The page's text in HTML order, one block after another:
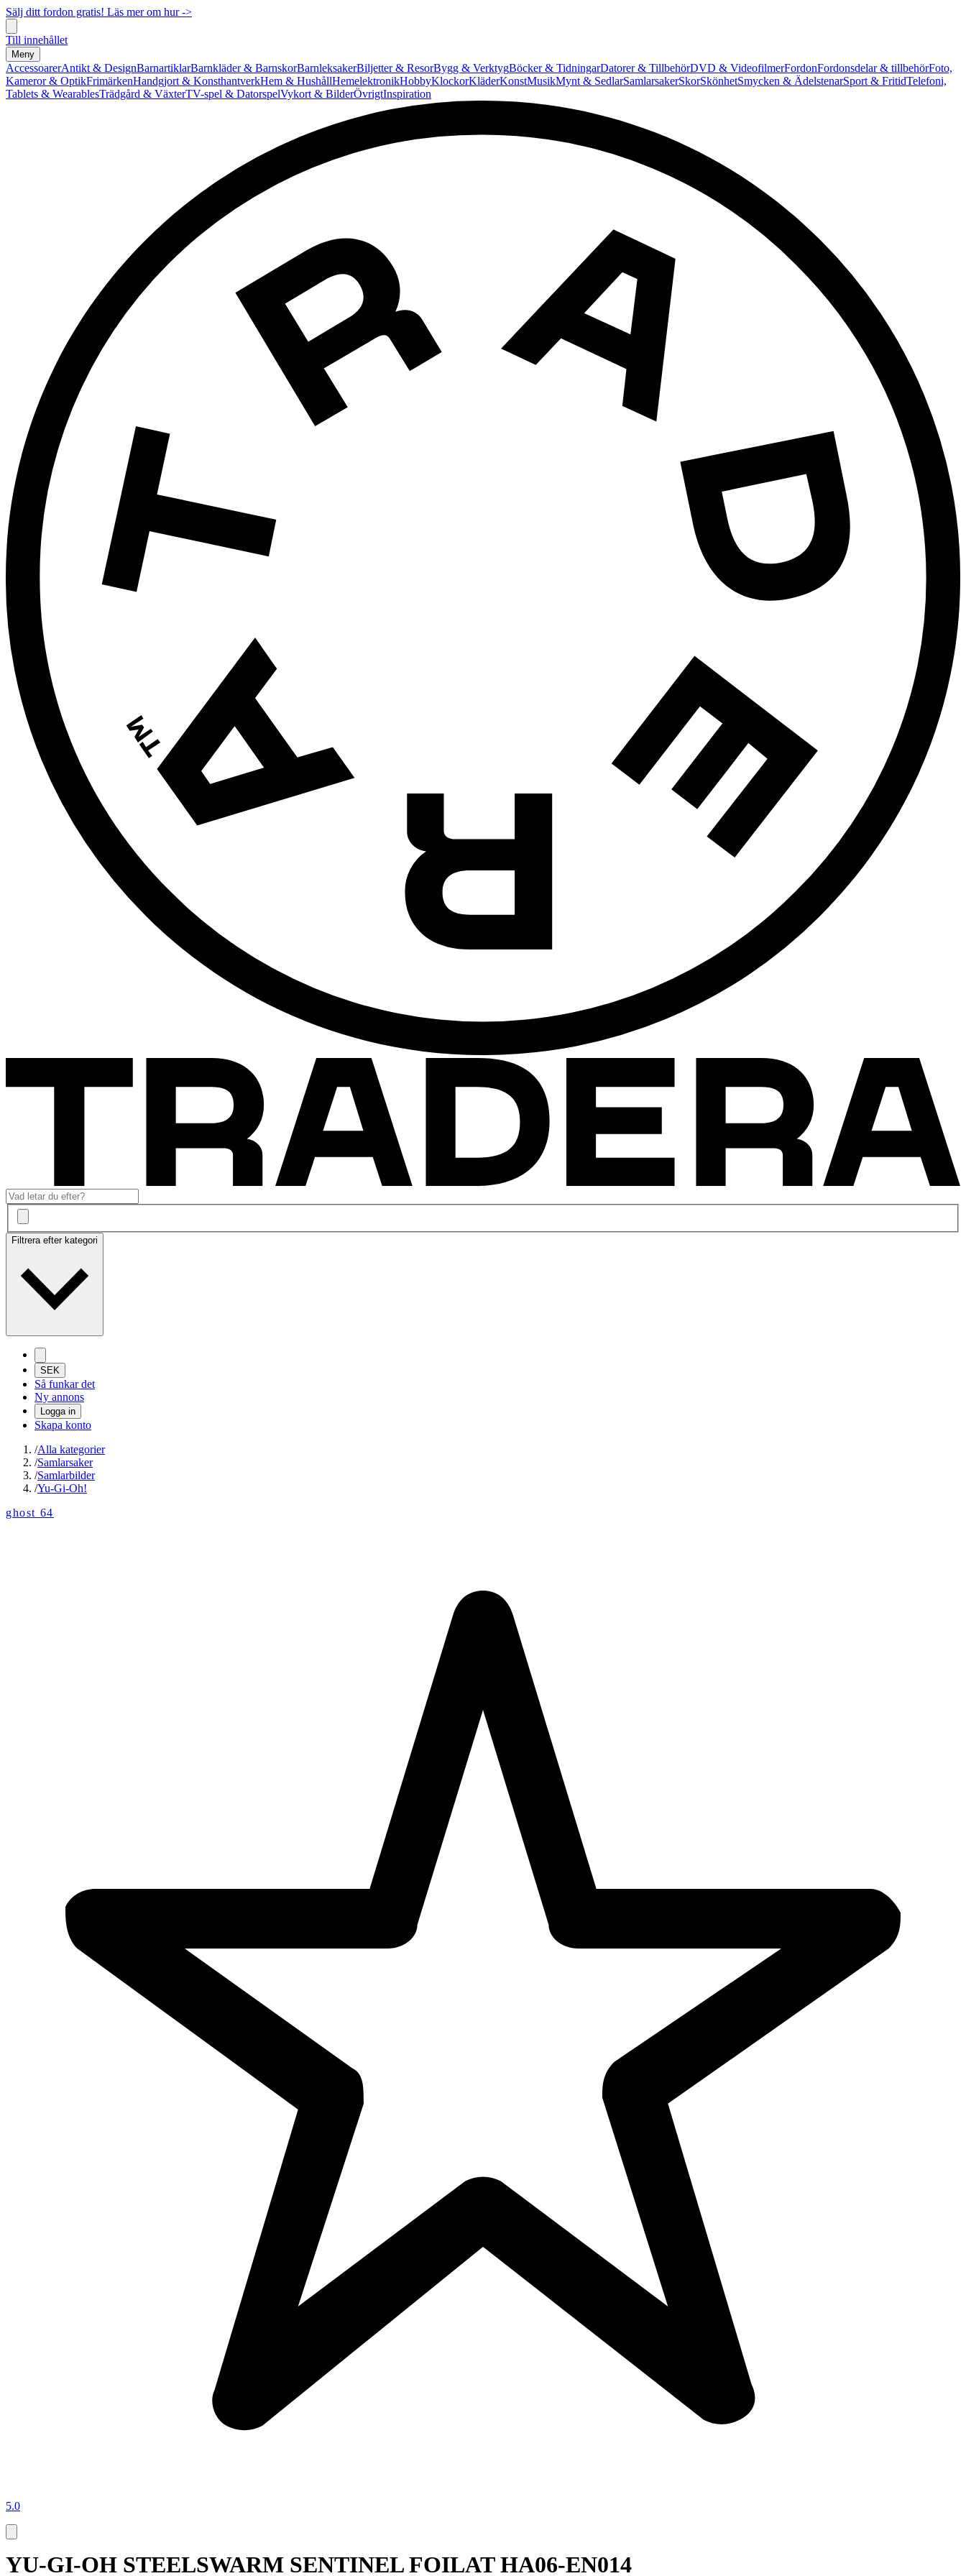
Sälj ditt fordon gratis! Läs mer om hur ->
Till innehållet
Meny
AccessoarerAntikt & DesignBarnartiklarBarnkläder & BarnskorBarnleksakerBiljetter & ResorBygg & VerktygBöcker & TidningarDatorer & TillbehörDVD & VideofilmerFordonFordonsdelar & tillbehörFoto,
Kameror & OptikFrimärkenHandgjort & KonsthantverkHem & HushållHemelektronikHobbyKlockorKläderKonstMusikMynt & SedlarSamlarsakerSkorSkönhetSmycken & ÄdelstenarSport & FritidTelefoni,
Tablets & WearablesTrädgård & VäxterTV-spel & DatorspelVykort & BilderÖvrigtInspiration
Filtrera efter kategori
SEK
Så funkar det
Ny annons
Logga in
Skapa konto
/Alla kategorier
/Samlarsaker
/Samlarbilder
/Yu-Gi-Oh!
ghost 64
5.0
YU-GI-OH STEELSWARM SENTINEL FOILAT HA06-EN014